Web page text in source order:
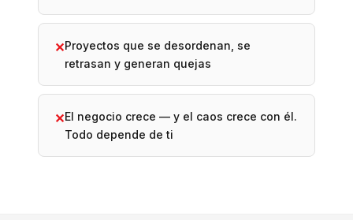
✕Proyectos que se desordenan, se
retrasan y generan quejas
✕El negocio crece — y el caos crece con él.
Todo depende de ti